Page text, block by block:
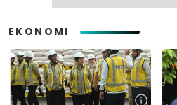
EKONOMI